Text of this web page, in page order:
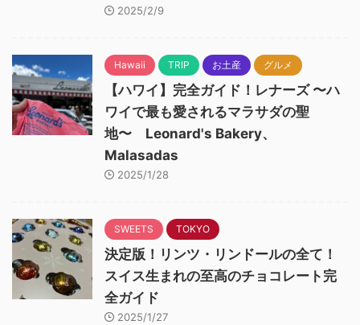
2025/2/9
Hawaii TRIP お土産 グルメ
【ハワイ】完全ガイド！レナーズ 〜ハ
ワイで最も愛されるマラサダの聖
地〜 Leonard's Bakery、
Malasadas
2025/1/28
SWEETS TOKYO
決定版！リンツ・リンドールの全て！
スイス生まれの至高のチョコレート完
全ガイド
2025/1/27